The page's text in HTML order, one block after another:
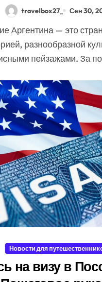
руководство
travelbox27_ Сен 30,
разнообразной
пейзажами. За
Новости для
на визу в